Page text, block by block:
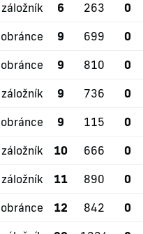
záložník 6 263 0
obránce 9 699 0
obránce 9 810 0
záložník 9 736 0
obránce 9 115 0
záložník 10 666 0
záložník 11 890 0
obránce 12 842 0